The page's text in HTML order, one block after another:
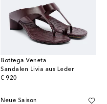
Bottega Veneta
Sandalen Livia aus Leder
€ 920
original price
Neue Saison